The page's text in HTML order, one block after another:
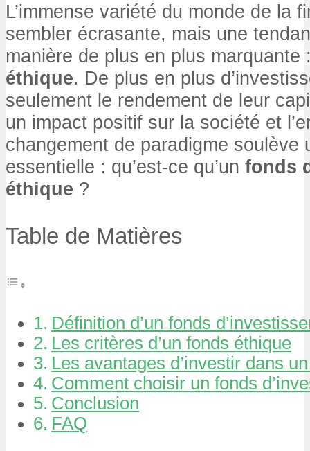
L’immense variété du monde de la
sembler écrasante, mais une
manière de plus en plus
éthique. De plus en plus
seulement le rendement de leur
un impact positif sur la société et
changement de paradigme soulève
essentielle : qu’est-ce qu’un fonds
éthique ?
Table de Matières
Définition d’un fonds
Les critères d’un fonds éthique
Les avantages d’investir dans
Comment choisir un fonds
Conclusion
FAQ